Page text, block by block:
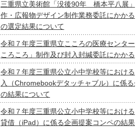
三重県立美術館「没後90年 橋本平八展」
作・広報物デザイン制作業務委託にかかる
の選定結果について
令和７年度三重県立こころの医療センター
ころころ」制作及び封入封緘委託にかかる
令和７年度三重県公立小中学校等における
入（Chromebookデタッチャブル）に係る
の結果について
令和７年度三重県公立小中学校等における
貸借（iPad）に係る企画提案コンペの結果